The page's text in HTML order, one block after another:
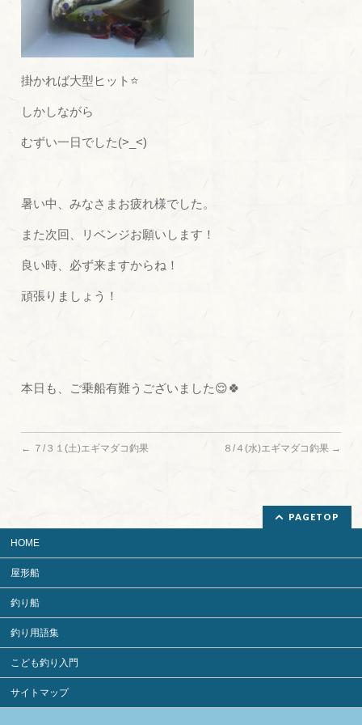
掛かれば大型ヒット⭐
しかしながら
むずい一日でした(>_<)
暑い中、みなさまお疲れ様でした。
また次回、リベンジお願いします！
良い時、必ず来ますからね！
頑張りましょう！
本日も、ご乗船有難うございました😌🍀
← ７/３１(土)エギマダコ釣果 ８/４(水)エギマダコ釣果 →
PAGETOP
HOME
屋形船
釣り船
釣り用語集
こども釣り入門
サイトマップ